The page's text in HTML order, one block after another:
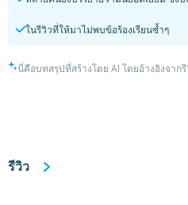
ในรีวิวที่ให้มาไม่พบข้อร้องเรียนซ้ำๆ
นี่คือบทสรุปที่สร้างโดย AI โดยอ้างอิงจาก
รีวิว